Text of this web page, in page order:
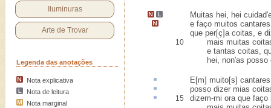
Iluminuras
Arte de Trovar
Legenda das anotações
Nota explicativa
Nota de leitura
Nota marginal
Muitas hei, hei
e faço muitos
que per[ç]a coitas, e
10
mais muitas coitas
e tantas coitas,
hei, non'as posso
E[m] muito[s]
posso dizer mias
15 dizem-mi ora que faço